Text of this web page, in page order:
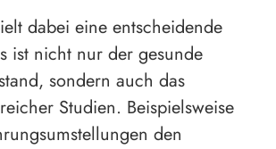
dabei eine entscheidende
ist nicht nur der gesunde
sondern auch das
Studien. Beispielsweise
den